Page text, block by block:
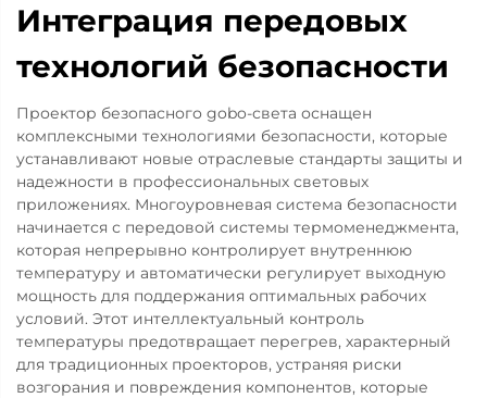
Интеграция передовых
технологий безопасности
Проектор безопасного gobo-света оснащен
комплексными технологиями безопасности, которые
устанавливают новые отраслевые стандарты защиты и
надежности в профессиональных световых
приложениях. Многоуровневая система безопасности
начинается с передовой системы термоменеджмента,
которая непрерывно контролирует внутреннюю
температуру и автоматически регулирует выходную
мощность для поддержания оптимальных рабочих
условий. Этот интеллектуальный контроль
температуры предотвращает перегрев, характерный
для традиционных проекторов, устраняя риски
возгорания и повреждения компонентов, которые